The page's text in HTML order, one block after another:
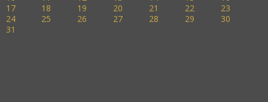
17
18 19 20 21 22
23
24
25 26 27 28 29
30
31